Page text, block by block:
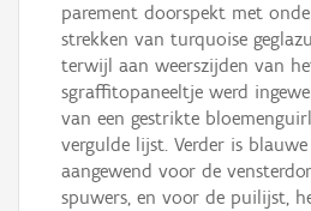
parement doorspekt met
strekken van turquoise
terwijl aan weerszijden van
sgraffitopaneeltje werd
van een gestrikte
vergulde lijst. Verder is
aangewend voor de
spuwers, en voor de puilijst,